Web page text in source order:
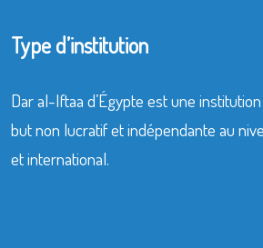
Type d’institution
Dar al-Iftaa d’Égypte est une
but non lucratif et indépendante au
et international.